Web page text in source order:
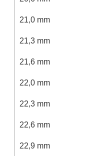
21,0 mm
21,3 mm
21,6 mm
22,0 mm
22,3 mm
22,6 mm
22,9 mm